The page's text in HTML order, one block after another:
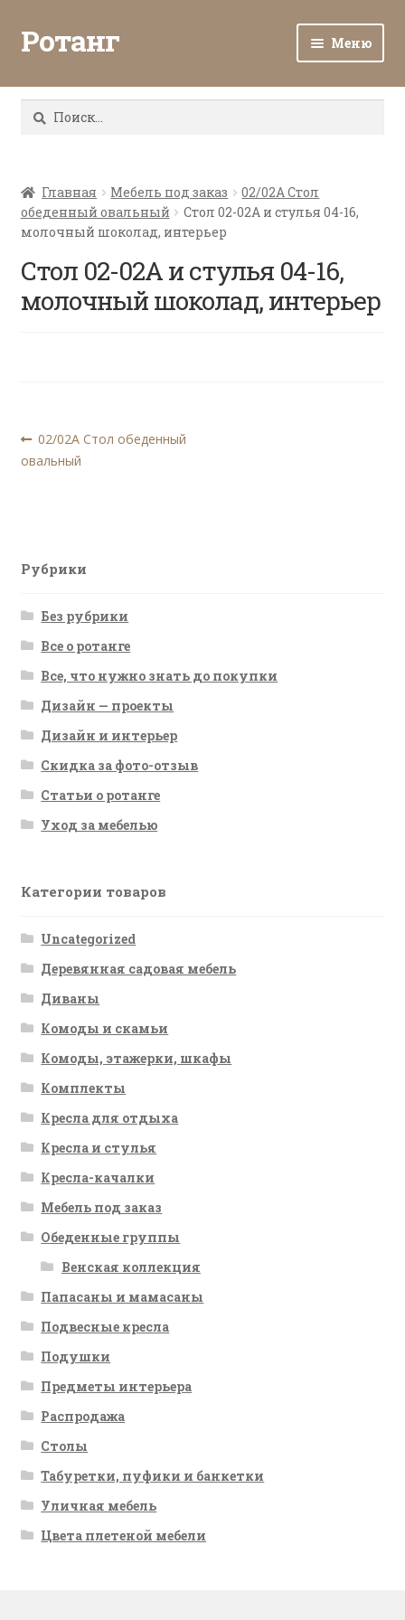
Ротанг Меню
Каталог
Все о ротанге
Ротанг оптом
Найти:
Главная Мебель под заказ
02/02А Стол
обеденный овальный
Стол 02-02А и стулья 04-16,
молочный шоколад, интерьер
Стол 02-02А и стулья 04-16,
молочный шоколад, интерьер
Навигация
по
Предыдущая
запись:
02/02А Стол обеденный
овальный
Рубрики
Без рубрики
Все о ротанге
Все, что нужно знать до покупки
Дизайн — проекты
Дизайн и интерьер
Скидка за фото-отзыв
Статьи о ротанге
Уход за мебелью
Категории товаров
Uncategorized
Деревянная садовая мебель
Диваны
Комоды и скамьи
Комоды, этажерки, шкафы
Комплекты
Кресла для отдыха
Кресла и стулья
Кресла-качалки
Мебель под заказ
Обеденные группы
Венская коллекция
Папасаны и мамасаны
Подвесные кресла
Подушки
Предметы интерьера
Распродажа
Столы
Табуретки, пуфики и банкетки
Уличная мебель
Цвета плетеной мебели